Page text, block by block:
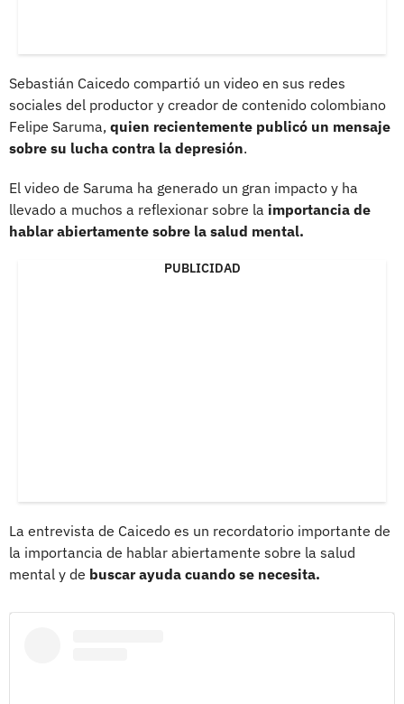
Sebastián Caicedo compartió un video en sus redes
sociales del productor y creador de contenido colombiano
Felipe Saruma, quien recientemente publicó un mensaje
sobre su lucha contra la depresión.
El video de Saruma ha generado un gran impacto y ha
llevado a muchos a reflexionar sobre la importancia de
hablar abiertamente sobre la salud mental.
PUBLICIDAD
La entrevista de Caicedo es un recordatorio importante de
la importancia de hablar abiertamente sobre la salud
mental y de buscar ayuda cuando se necesita.